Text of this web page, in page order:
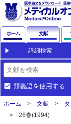
ホーム 文献
詳細検索
類義語を使用する
ホーム 文献
26巻(1994)